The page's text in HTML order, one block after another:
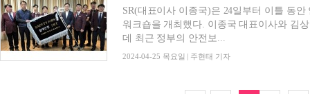
SR(대표이사 이종국)은 24일부터 이틀 동
워크숍을 개최했다. 이종국 대표이사와 김상수 노동조합 위원장이 워크숍에 함께 참석한 가운
데 최근 정부의 안전보...
2024-04-25 목요일 | 주현태 기자